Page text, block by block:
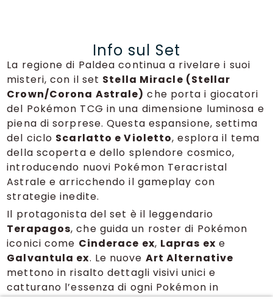
Info sul Set
La regione di Paldea continua a rivelare i suoi
misteri, con il set Stella Miracle (Stellar
Crown/Corona Astrale) che porta i giocatori
del Pokémon TCG in una dimensione luminosa e
piena di sorprese. Questa espansione, settima
del ciclo Scarlatto e Violetto, esplora il tema
della scoperta e dello splendore cosmico,
introducendo nuovi Pokémon Teracristal
Astrale e arricchendo il gameplay con
strategie inedite.
Il protagonista del set è il leggendario
Terapagos, che guida un roster di Pokémon
iconici come Cinderace ex, Lapras ex e
Galvantula ex. Le nuove Art Alternative
mettono in risalto dettagli visivi unici e
catturano l’essenza di ogni Pokémon in